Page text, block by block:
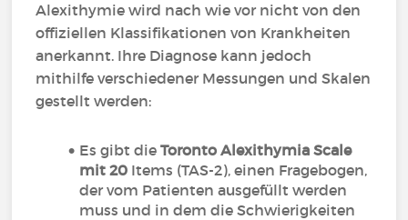
Alexithymie wird nach wie vor nicht von den
offiziellen Klassifikationen von Krankheiten
anerkannt. Ihre Diagnose kann jedoch
mithilfe verschiedener Messungen und Skalen
gestellt werden:
Es gibt dieToronto Alexithymia Scale
mit 20 Items (TAS-2), einen Fragebogen,
der vom Patienten ausgefüllt werden
muss und in dem die Schwierigkeiten